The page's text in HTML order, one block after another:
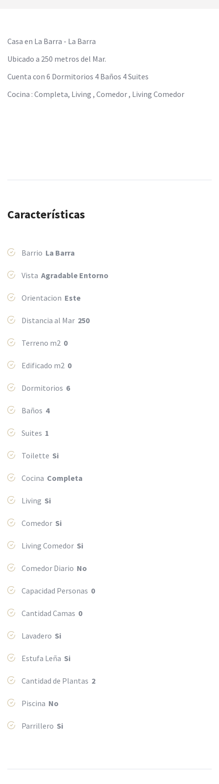
Casa en La Barra - La Barra
Ubicado a 250 metros del Mar.
Cuenta con 6 Dormitorios 4 Baños 4 Suites
Cocina : Completa, Living , Comedor , Living Comedor
Características
Barrio La Barra
Vista Agradable Entorno
Orientacion Este
Distancia al Mar 250
Terreno m2 0
Edificado m2 0
Dormitorios 6
Baños 4
Suites 1
Toilette Si
Cocina Completa
Living Si
Comedor Si
Living Comedor Si
Comedor Diario No
Capacidad Personas 0
Cantidad Camas 0
Lavadero Si
Estufa Leña Si
Cantidad de Plantas 2
Piscina No
Parrillero Si